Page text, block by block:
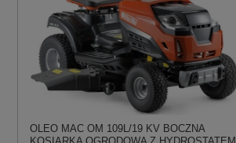
OLEO MAC OM 109L/19 KV BOCZNA